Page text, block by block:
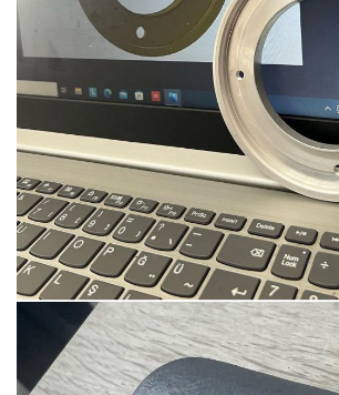
Ürün-4